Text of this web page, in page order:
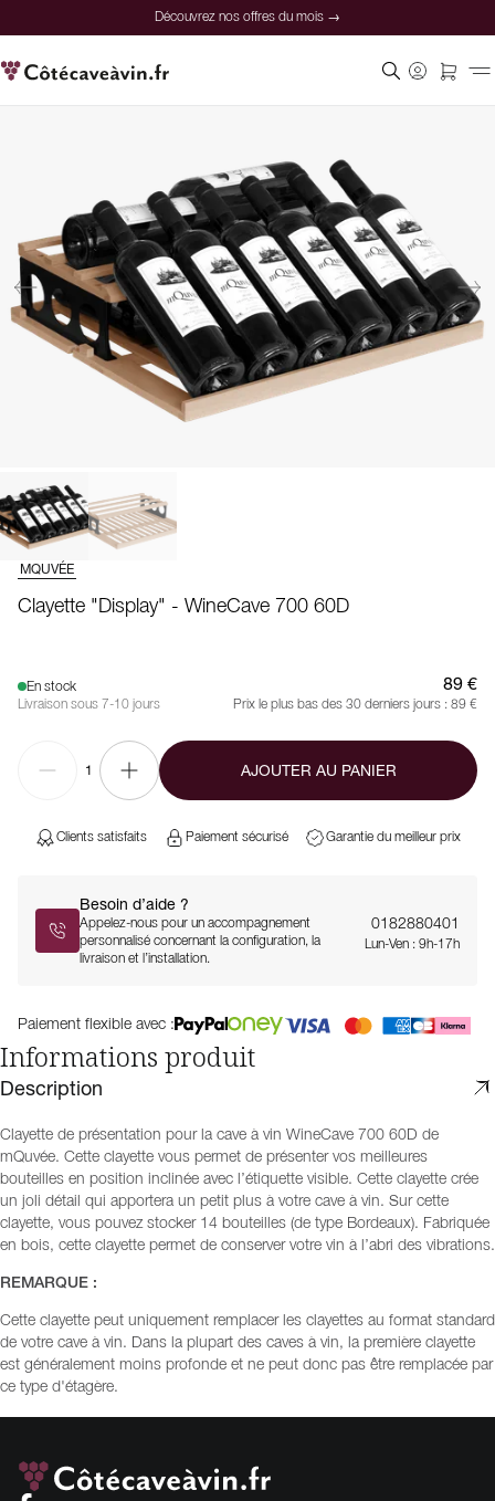
Découvrez nos offres du mois →
MQUVÉE
Clayette "Display" - WineCave 700 60D
En stock
Livraison sous 7-10 jours
89 €
Prix le plus bas des 30 derniers jours : 89 €
1 AJOUTER AU PANIER
Clients satisfaits Paiement sécurisé Garantie du meilleur prix
Besoin d’aide ?
Appelez-nous pour un accompagnement
personnalisé concernant la configuration, la
livraison et l’installation.
0182880401
Lun-Ven : 9h-17h
Paiement flexible avec :
Informations produit
Description
Clayette de présentation pour la cave à vin WineCave 700 60D de
mQuvée. Cette clayette vous permet de présenter vos meilleures
bouteilles en position inclinée avec l’étiquette visible. Cette clayette crée
un joli détail qui apportera un petit plus à votre cave à vin. Sur cette
clayette, vous pouvez stocker 14 bouteilles (de type Bordeaux). Fabriquée
en bois, cette clayette permet de conserver votre vin à l’abri des vibrations.
REMARQUE :
Cette clayette peut uniquement remplacer les clayettes au format standard
de votre cave à vin. Dans la plupart des caves à vin, la première clayette
est généralement moins profonde et ne peut donc pas être remplacée par
ce type d'étagère.